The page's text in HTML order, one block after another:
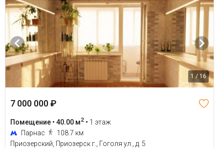
1 / 16
7 000 000 ₽
Помещение • 40.00 м2 • 1 этаж
Парнас
108.7 км
Приозерский, Приозерск г., Гоголя ул., д. 5